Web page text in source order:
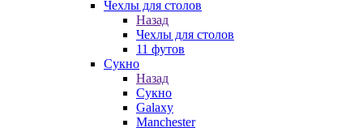
Чехлы для столов
Назад
Чехлы для столов
11 футов
Сукно
Назад
Сукно
Galaxy
Manchester